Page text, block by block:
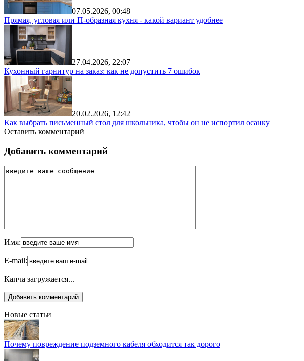
07.05.2026, 00:48
Прямая, угловая или П-образная кухня - какой вариант удобнее
27.04.2026, 22:07
Кухонный гарнитур на заказ: как не допустить 7 ошибок
20.02.2026, 12:42
Как выбрать письменный стол для школьника, чтобы он не испортил осанку
Оставить комментарий
Добавить комментарий
Имя:
E-mail:
Капча загружается...
Новые статьи
Почему повреждение подземного кабеля обходится так дорого